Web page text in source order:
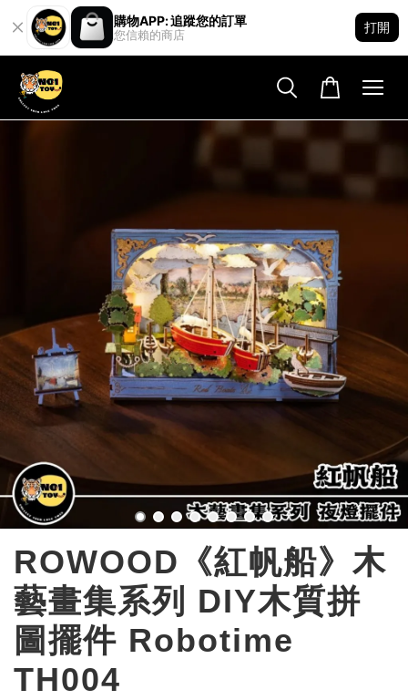
購物APP: 追蹤您的訂單
您信賴的商店
打開
ROWOOD《紅帆船》木
藝畫集系列 DIY木質拼
圖擺件 Robotime
TH004